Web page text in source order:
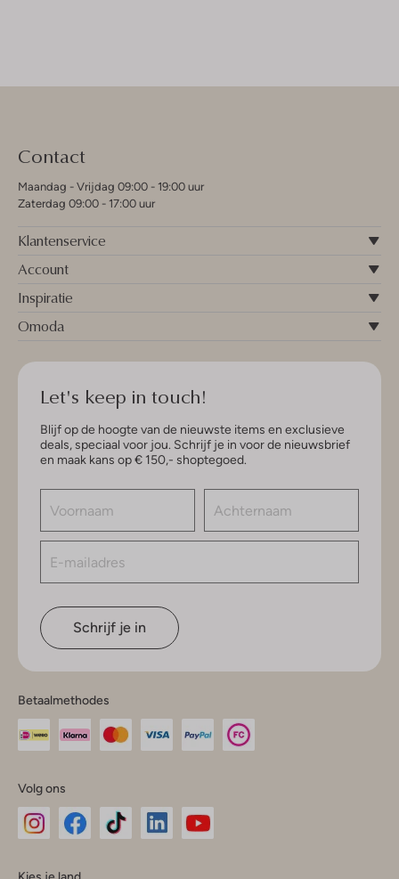
Contact
Maandag - Vrijdag 09:00 - 19:00 uur
Zaterdag 09:00 - 17:00 uur
Klantenservice
Account
Inspiratie
Omoda
Let's keep in touch!
Blijf op de hoogte van de nieuwste items en exclusieve
deals, speciaal voor jou. Schrijf je in voor de nieuwsbrief
en maak kans op € 150,- shoptegoed.
Schrijf je in
Betaalmethodes
Volg ons